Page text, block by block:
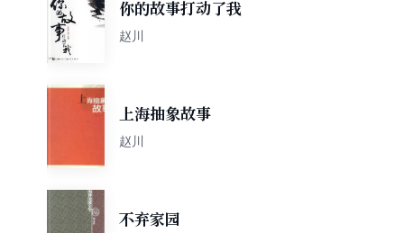
你的故事打动了我
赵川
上海抽象故事
赵川
不弃家园